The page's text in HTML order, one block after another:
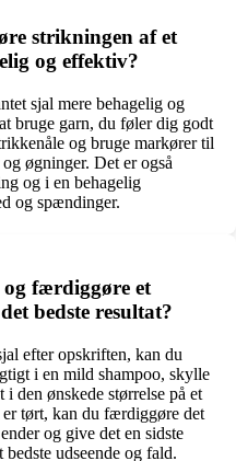
strikningen af et
og effektiv?
sjal mere behagelig og
bruge garn, du føler dig godt
og bruge markører til
øgninger. Det er også
og i en behagelig
og spændinger.
færdiggøre et
bedste resultat?
efter opskriften, kan du
i en mild shampoo, skylle
den ønskede størrelse på et
tørt, kan du færdiggøre det
og give det en sidste
udseende og fald.